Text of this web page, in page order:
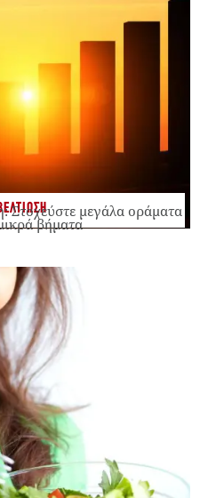
Στοχεύστε μεγάλα οράματα
βήματα